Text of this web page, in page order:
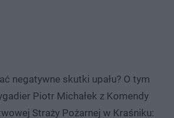
negatywne skutki upału? O tym
Piotr Michałek z Komendy
Straży Pożarnej w Kraśniku: